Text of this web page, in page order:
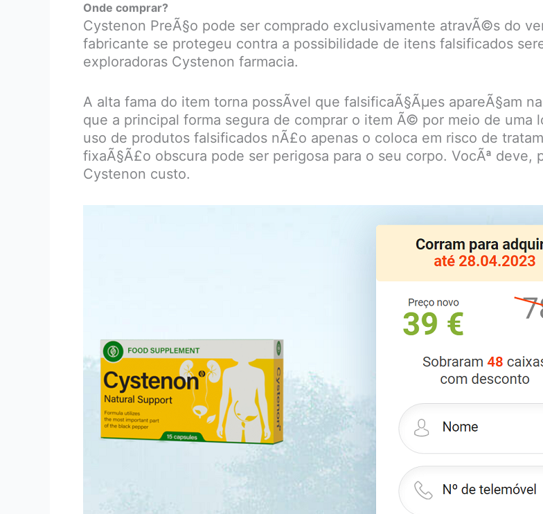
Onde comprar?
Cystenon PreÃ§o pode ser comprado exclusivamente atravÃ©s do
fabricante se protegeu contra a possibilidade de itens falsificados
exploradoras Cystenon farmacia.
A alta fama do item torna possÃ­vel que falsificaÃ§Ãµes apareÃ§am
que a principal forma segura de comprar o item Ã© por meio de uma
uso de produtos falsificados nÃ£o apenas o coloca em risco de
fixaÃ§Ã£o obscura pode ser perigosa para o seu corpo. VocÃª
Cystenon custo.